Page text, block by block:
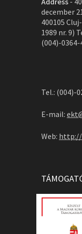
december
400105
1989 nr. 9)
(004)-0364-
Tel.: (004)-
E-mail:
Web: http://